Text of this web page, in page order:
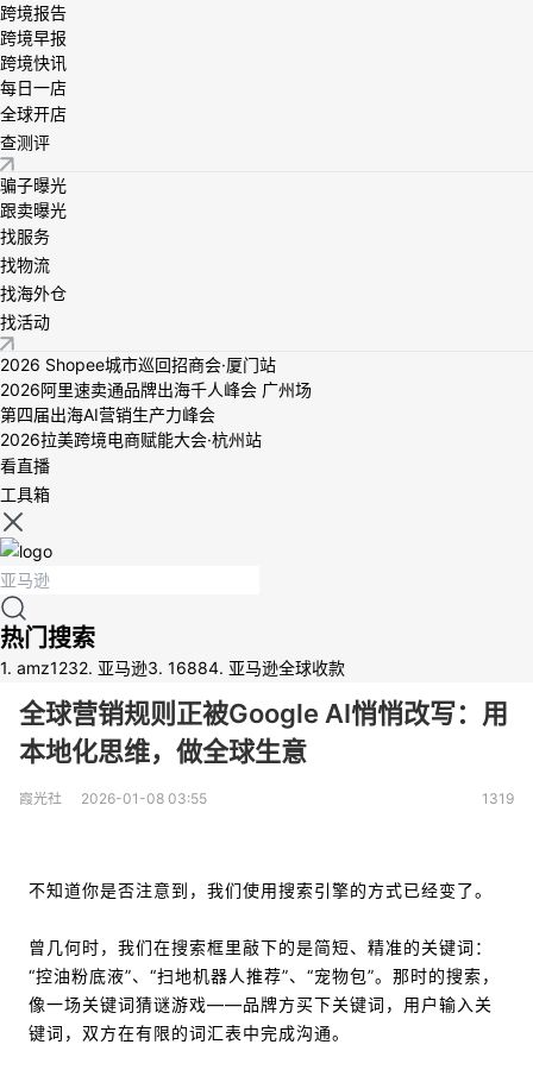
跨境报告
跨境早报
跨境快讯
每日一店
全球开店
查测评
骗子曝光
跟卖曝光
找服务
找物流
找海外仓
找活动
2026 Shopee城市巡回招商会·厦门站
2026阿里速卖通品牌出海千人峰会 广州场
第四届出海AI营销生产力峰会
2026拉美跨境电商赋能大会·杭州站
看直播
工具箱
热门搜索
1. amz1232. 亚马逊3. 16884. 亚马逊全球收款
全球营销规则正被Google AI悄悄改写：用
本地化思维，做全球生意
霞光社 2026-01-08 03:55 1319
不知道你是否注意到，我们使用搜索引擎的方式已经变了。
曾几何时，我们在搜索框里敲下的是简短、精准的关键词：
“控油粉底液”、“扫地机器人推荐”、“宠物包”。那时的搜索，
像一场关键词猜谜游戏――品牌方买下关键词，用户输入关
键词，双方在有限的词汇表中完成沟通。